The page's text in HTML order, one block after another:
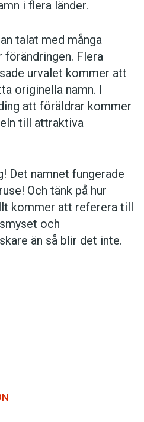
i flera länder.
talat med många
Flera
urvalet kommer att
originella namn. I
att föräldrar kommer
till attraktiva
Det namnet fungerade
Och tänk på hur
kommer att referera till
och
än så blir det inte.